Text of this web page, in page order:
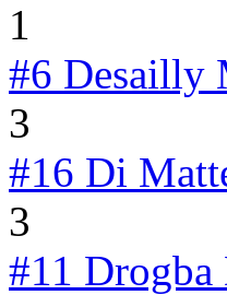
1
#6 Desailly
3
#16 Di
3
#11